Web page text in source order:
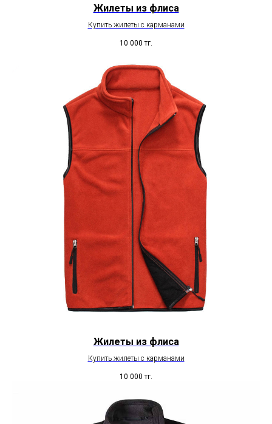
Жилеты из флиса
Купить жилеты с карманами
10 000 тг.
Жилеты из флиса
Купить жилеты с карманами
10 000 тг.